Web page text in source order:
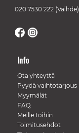
020 7530 222 (Vaihde)
Info
Ota yhteyttä
Pyydä vaihtotarjous
Myymälät
FAQ
Meille töihin
Toimitusehdot